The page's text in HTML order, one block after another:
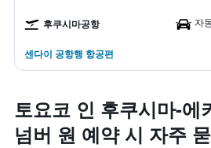
후쿠시마공항 자
센다이 공항행 항공편
토요코 인 후쿠시마-에
넘버 원 예약 시 자주